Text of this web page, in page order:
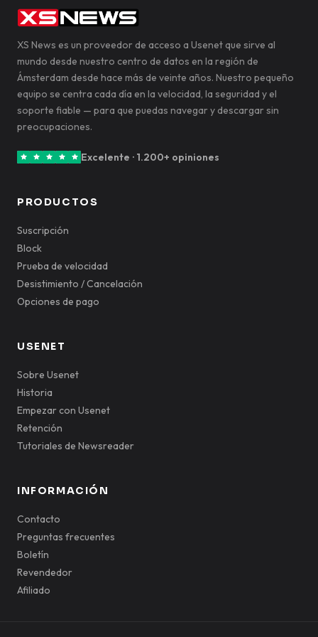
XS News es un proveedor de acceso a Usenet que sirve al
mundo desde nuestro centro de datos en la región de
Ámsterdam desde hace más de veinte años. Nuestro pequeño
equipo se centra cada día en la velocidad, la seguridad y el
soporte fiable — para que puedas navegar y descargar sin
preocupaciones.
Excelente · 1.200+ opiniones
PRODUCTOS
Suscripción
Block
Prueba de velocidad
Desistimiento / Cancelación
Opciones de pago
USENET
Sobre Usenet
Historia
Empezar con Usenet
Retención
Tutoriales de Newsreader
INFORMACIÓN
Contacto
Preguntas frecuentes
Boletín
Revendedor
Afiliado